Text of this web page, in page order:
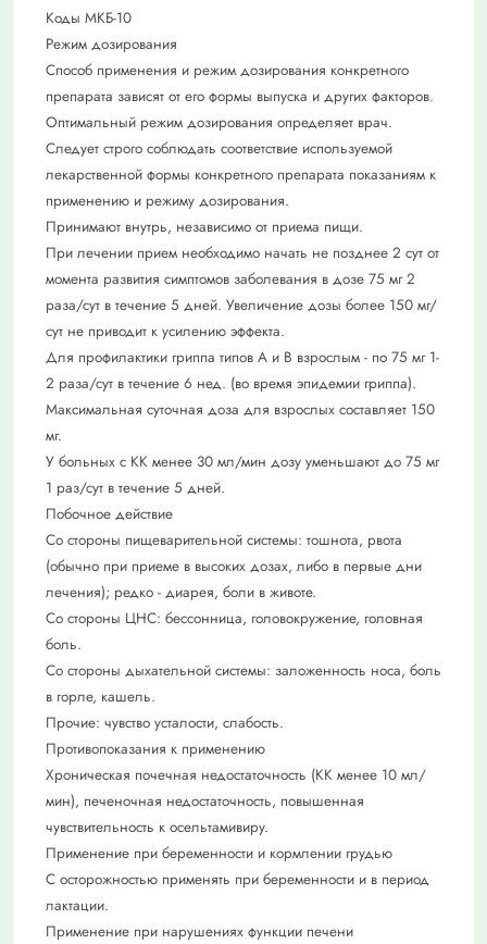
Коды МКБ-10
Режим дозирования
Способ применения и режим дозирования конкретного
препарата зависят от его формы выпуска и других факторов.
Оптимальный режим дозирования определяет врач.
Следует строго соблюдать соответствие используемой
лекарственной формы конкретного препарата показаниям к
применению и режиму дозирования.
Принимают внутрь, независимо от приема пищи.
При лечении прием необходимо начать не позднее 2 сут от
момента развития симптомов заболевания в дозе 75 мг 2
раза/сут в течение 5 дней. Увеличение дозы более 150 мг/
сут не приводит к усилению эффекта.
Для профилактики гриппа типов А и В взрослым - по 75 мг 1-
2 раза/сут в течение 6 нед. (во время эпидемии гриппа).
Максимальная суточная доза для взрослых составляет 150
мг.
У больных с КК менее 30 мл/мин дозу уменьшают до 75 мг
1 раз/сут в течение 5 дней.
Побочное действие
Со стороны пищеварительной системы: тошнота, рвота
(обычно при приеме в высоких дозах, либо в первые дни
лечения); редко - диарея, боли в животе.
Со стороны ЦНС: бессонница, головокружение, головная
боль.
Со стороны дыхательной системы: заложенность носа, боль
в горле, кашель.
Прочие: чувство усталости, слабость.
Противопоказания к применению
Хроническая почечная недостаточность (КК менее 10 мл/
мин), печеночная недостаточность, повышенная
чувствительность к осельтамивиру.
Применение при беременности и кормлении грудью
C осторожностью применять при беременности и в период
лактации.
Применение при нарушениях функции печени